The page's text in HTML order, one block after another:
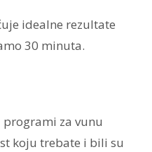
idealne rezultate
30 minuta.
za vunu
koju trebate i bili su